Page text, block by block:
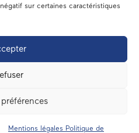
sur certaines caractéristiques
Mentions légales Politique de
médias